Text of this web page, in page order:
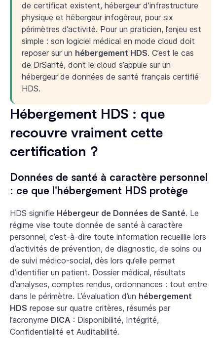
de certificat existent, hébergeur d’infrastructure
physique et hébergeur infogéreur, pour six
périmètres d’activité. Pour un praticien, l’enjeu est
simple : son logiciel médical en mode cloud doit
reposer sur un hébergement HDS. C’est le cas
de DrSanté, dont le cloud s’appuie sur un
hébergeur de données de santé français certifié
HDS.
Hébergement HDS : que
recouvre vraiment cette
certification ?
Données de santé à caractère personnel
: ce que l'hébergement HDS protège
HDS signifie Hébergeur de Données de Santé. Le
régime vise toute donnée de santé à caractère
personnel, c’est-à-dire toute information recueillie lors
d’activités de prévention, de diagnostic, de soins ou
de suivi médico-social, dès lors qu’elle permet
d’identifier un patient. Dossier médical, résultats
d’analyses, comptes rendus, ordonnances : tout entre
dans le périmètre. L’évaluation d’un hébergement
HDS repose sur quatre critères, résumés par
l’acronyme DICA : Disponibilité, Intégrité,
Confidentialité et Auditabilité.